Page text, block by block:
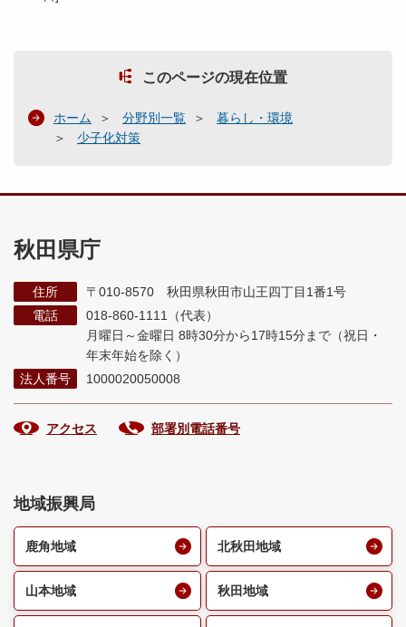
このページの現在位置
ホーム 分野別一覧
暮らし・環境
少子化対策
秋田県庁
住所
〒010-8570 秋田県秋田市山王四丁目1番1号
電話
018-860-1111（代表）
月曜日～金曜日 8時30分から17時15分まで （祝日・
年末年始を除く）
法人番号
1000020050008
アクセス 部署別電話番号
地域振興局
鹿角地域 北秋田地域
山本地域 秋田地域